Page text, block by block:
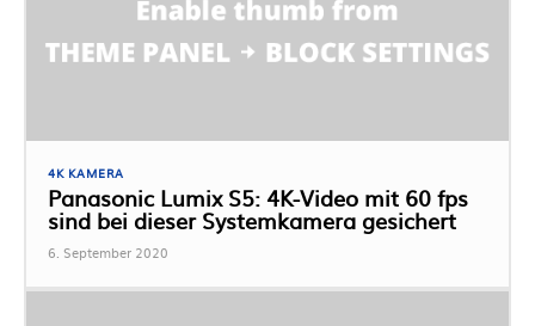
4K KAMERA
Panasonic Lumix S5: 4K-Video mit 60 fps
sind bei dieser Systemkamera gesichert
6. September 2020